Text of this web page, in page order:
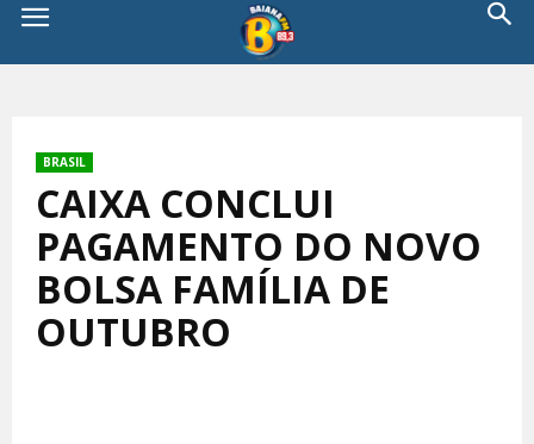
BRASIL
CAIXA CONCLUI
PAGAMENTO DO NOVO
BOLSA FAMÍLIA DE
OUTUBRO